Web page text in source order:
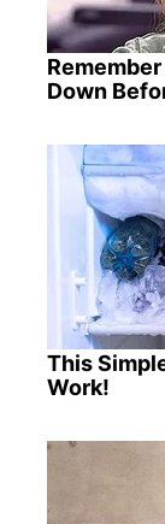
Down
This
Work!